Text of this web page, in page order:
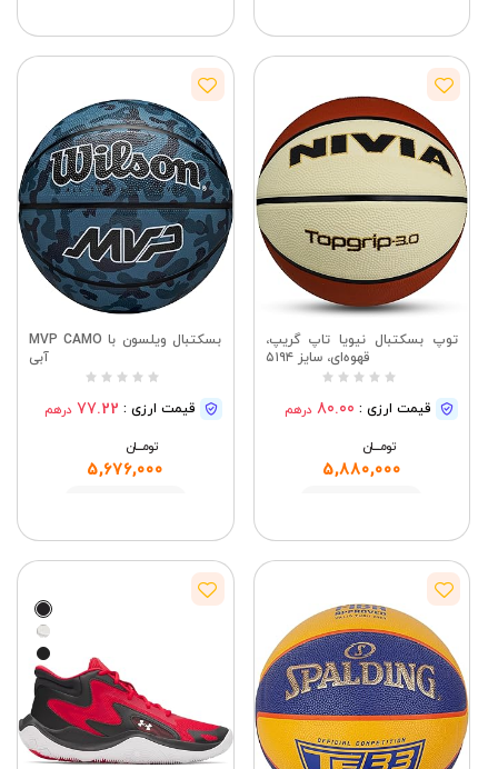
توپ بسکتبال نیویا تاپ گریپ،
قهوه‌ای، سایز ۵۱۹۴
قیمت ارزی : 80.00 درهم
تومــــــان
5,880,000
بسکتبال ویلسون با MVP CAMO
آبی
قیمت ارزی : 77.22 درهم
تومــــــان
5,676,000